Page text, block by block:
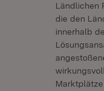
Ländlichen
die den
innerhalb